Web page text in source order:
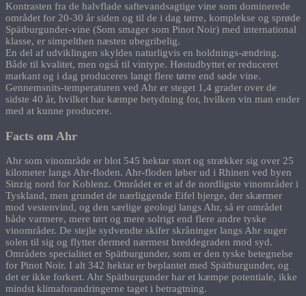
Kontrasten fra de halvflade saftevandsagtige vine som dominerede
området for 20-30 år siden og til de i dag tørre, komplekse og sprøde
Spätburgunder-vine (Som smager som Pinot Noir) med international
klasse, er simpelthen næsten ubegribelig.
En del af udviklingen skyldes naturligvis en holdnings-ændring.
Både til kvalitet, men også til vintype. Høstudbyttet er reduceret
markant og i dag produceres langt flere tørre end søde vine.
Gennemsnits-temperaturen ved Ahr er steget 1,4 grader over de
sidste 40 år, hvilket har kæmpe betydning for, hvilken vin man ender
med at kunne producere.
Facts om Ahr
Ahr som vinområde er blot 545 hektar stort og strækker sig over 25
kilometer langs Ahr-floden. Ahr-floden løber ud i Rhinen ved byen
Sinzig nord for Koblenz. Området er et af de nordligste vinområder i
Tyskland, men grundet de nærliggende Eifel bjerge, der skærmer
mod vestenvind, og den særlige geologi langs Ahr, så er området
både varmere, mere tørt og mere solrigt end flere andre tyske
vinområder. De stejle sydvendte skifer skråninger langs Ahr suger
solen til sig og flytter dermed nærmest breddegraden mod syd.
Områdets specialitet er Spätburgunder, som er den tyske betegnelse
for Pinot Noir. I alt 342 hektar er beplantet med Spätburgunder, og
det er ikke forkert. Ahr Spätburgunder har et kæmpe potentiale, ikke
mindst klimaforandringerne taget i betragtning.